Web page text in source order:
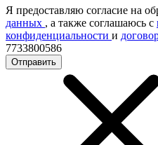
Я предоставляю согласие на
данных , а также соглашаюсь с
конфиденциальности и
7733800586
Отправить